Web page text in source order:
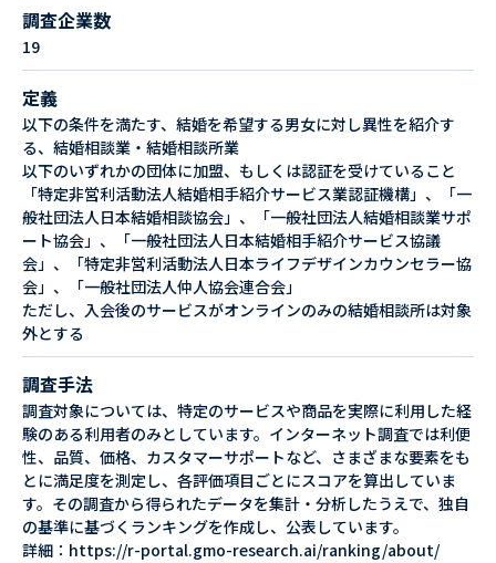
調査企業数
19
定義
以下の条件を満たす、結婚を希望する男女に対し異性を紹介す
る、結婚相談業・結婚相談所業
以下のいずれかの団体に加盟、もしくは認証を受けていること
「特定非営利活動法人結婚相手紹介サービス業認証機構」、「一
般社団法人日本結婚相談協会」、「一般社団法人結婚相談業サポ
ート協会」、「一般社団法人日本結婚相手紹介サービス協議
会」、「特定非営利活動法人日本ライフデザインカウンセラー協
会」、「一般社団法人仲人協会連合会」
ただし、入会後のサービスがオンラインのみの結婚相談所は対象
外とする
調査手法
調査対象については、特定のサービスや商品を実際に利用した経
験のある利用者のみとしています。インターネット調査では利便
性、品質、価格、カスタマーサポートなど、さまざまな要素をも
とに満足度を測定し、各評価項目ごとにスコアを算出していま
す。その調査から得られたデータを集計・分析したうえで、独自
の基準に基づくランキングを作成し、公表しています。
詳細：https://r-portal.gmo-research.ai/ranking/about/